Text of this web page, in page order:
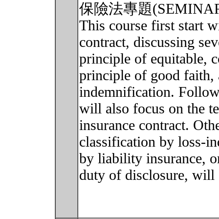
保險法專題
This course first start
contract, discussing
principle of equitable,
principle of good faith,
indemnification.
will also focus on the
insurance contract.
classification by loss-
by liability insurance,
duty of disclosure, will